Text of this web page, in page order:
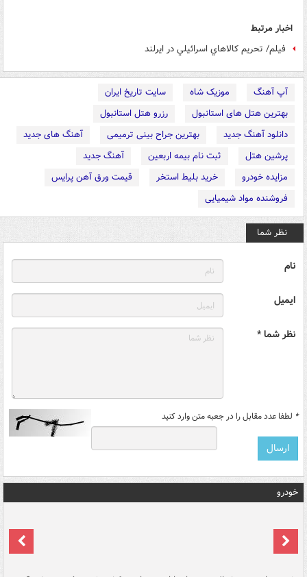
اخبار مرتبط
فیلم/ تحريم کالاهاي اسرائيلي در ايرلند
آپ آهنگ موزیک شاه
سایت تاریخ ایران
بهترین هتل های استانبول
رزرو هتل استانبول
دانلود آهنگ جدید
بهترین جراح بینی ترمیمی
آهنگ های جدید
پرشین هتل
ثبت نام بیمه اربعین
آهنگ جدید
مزایده خودرو
خرید بلیط استخر
قیمت ورق آهن پرایس
فروشنده مواد شیمیایی
نظر شما
نام
ایمیل
نظر شما *
* لطفا عدد مقابل را در جعبه متن وارد کنید
خودرو